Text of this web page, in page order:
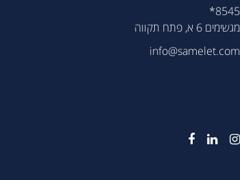
8545*
מגשימים 6 א, פתח תקווה
info@samelet.com